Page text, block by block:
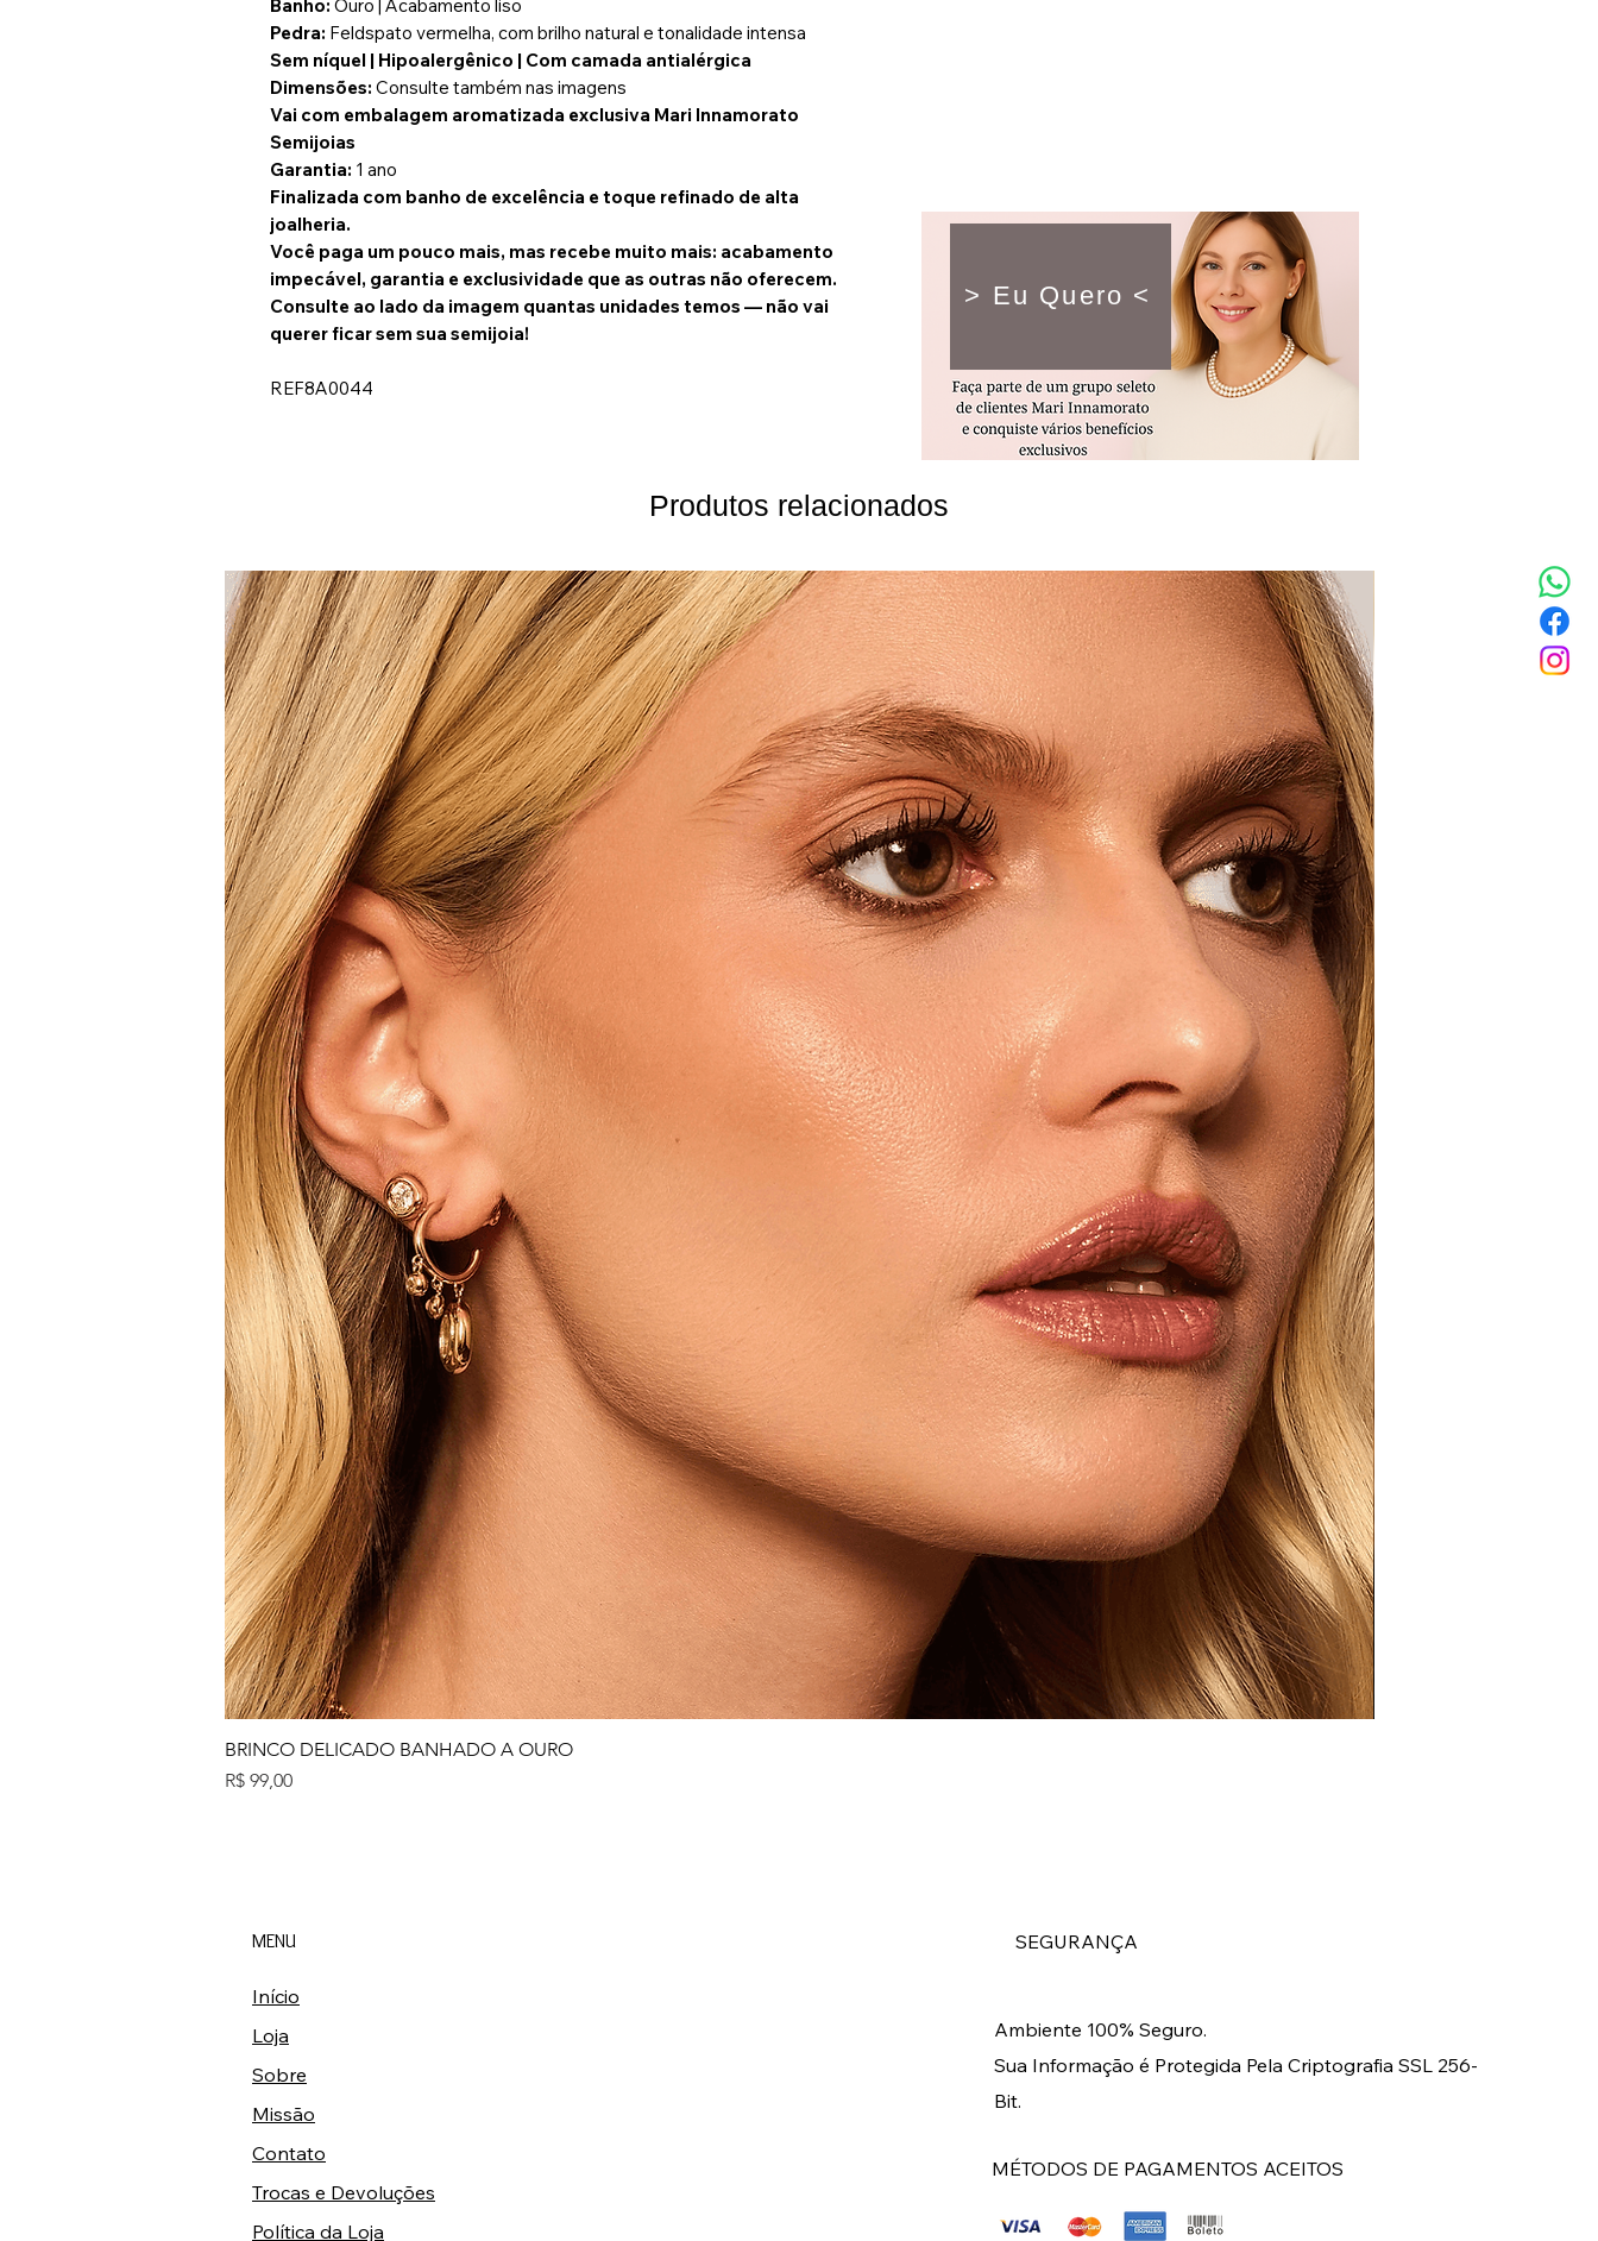
> Eu Quero <
Produtos relacionados
BRINCO DELICADO BANHADO A OURO
Preço
R$ 99,00
Banho: Ouro | Acabamento liso
Pedra: Feldspato vermelha, com brilho natural e tonalidade intensa
Sem níquel | Hipoalergênico | Com camada antialérgica
Dimensões: Consulte também nas imagens
Vai com embalagem aromatizada exclusiva Mari Innamorato
Semijoias
Garantia: 1 ano
Finalizada com banho de excelência e toque refinado de alta
joalheria.
Você paga um pouco mais, mas recebe muito mais: acabamento
impecável, garantia e exclusividade que as outras não oferecem.
Consulte ao lado da imagem quantas unidades temos — não vai
querer ficar sem sua semijoia!
REF8A0044
MENU
Início
Loja
Sobre
Missão
Contato
Trocas e Devoluções
Política da Loja
SEGURANÇA
Ambiente 100% Seguro.
Sua Informação é Protegida Pela Criptografia SSL 256-
Bit.
MÉTODOS DE PAGAMENTOS ACEITOS